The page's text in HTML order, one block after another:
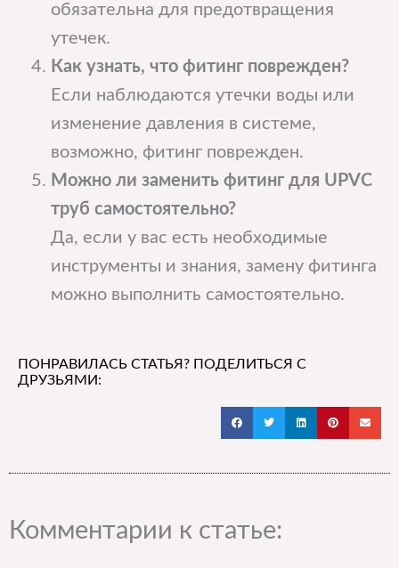
обязательна для предотвращения
утечек.
Как узнать, что фитинг поврежден?
Если наблюдаются утечки воды или
изменение давления в системе,
возможно, фитинг поврежден.
Можно ли заменить фитинг для UPVC
труб самостоятельно?
Да, если у вас есть необходимые
инструменты и знания, замену фитинга
можно выполнить самостоятельно.
ПОНРАВИЛАСЬ СТАТЬЯ? ПОДЕЛИТЬСЯ С
ДРУЗЬЯМИ:
Комментарии к статье: